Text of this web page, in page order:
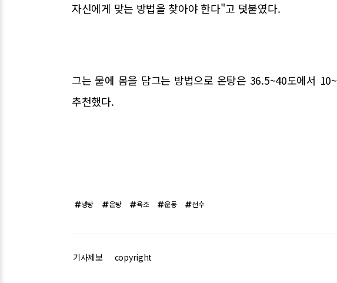
자신에게 맞는 방법을 찾아야 한다"고 덧붙였다.
그는 물에 몸을 담그는 방법으로 온탕은 36.5~40도에서
추천했다.
냉탕 온탕 욕조 운동 선수
기사제보 copyright